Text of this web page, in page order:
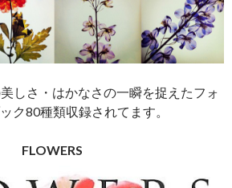
しさ・はかなさの一瞬を捉えたフォ
ク80種類収録されてます。
FLOWERS